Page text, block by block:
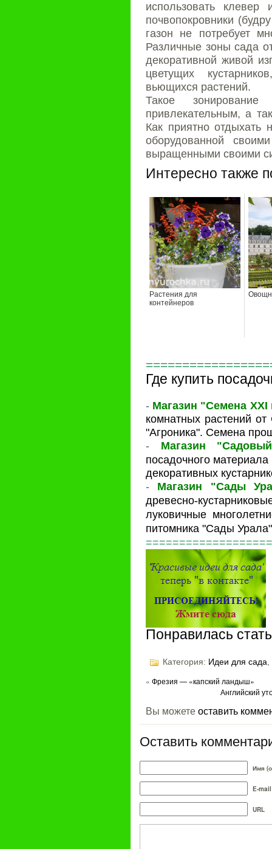
использовать клевер
почвопокровники
газон не потребует
Различные зоны сада
декоративной живой
цветущих
вьющихся растений.
Такое
привлекательным, а
Как приятно отдыхать
оборудованной
выращенными своими
Интересно также
Растения для
контейнеров
Где купить
- Магазин "Семена
комнатных растений
"Агроника". Семена
- Магазин
посадочного
декоративных
- Магазин "Сады
древесно-
луковичные
питомника "Сады
Понравилась
Категория: Идеи для сада
« Фрезия — «капский ландыш»
Английский
Вы можетеоставить
Оставить
Имя
E-
URL